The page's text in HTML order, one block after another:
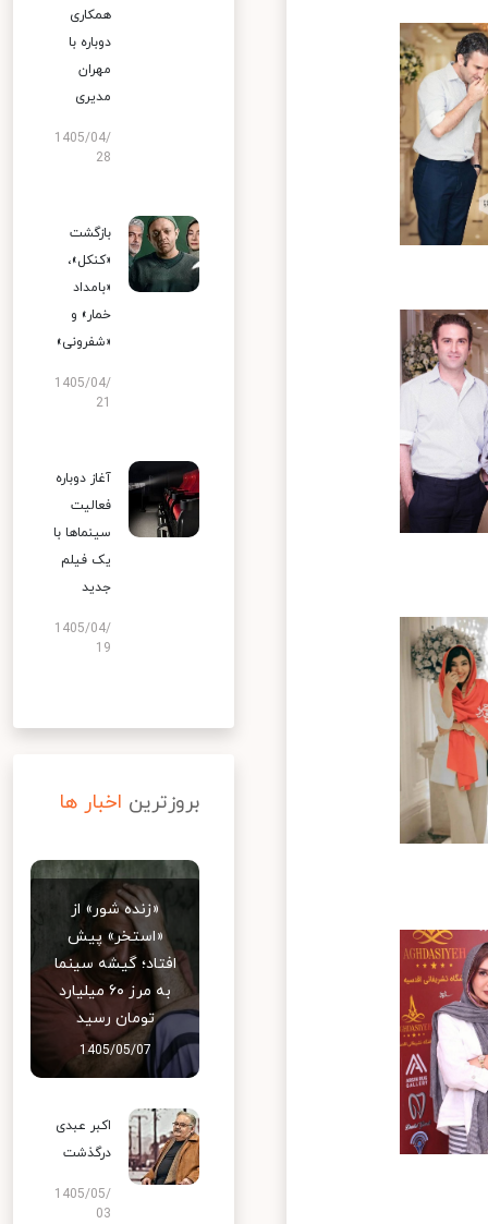
همکاری
دوباره با
مهران
مدیری
1405/04/
28
بازگشت
«کنکل»،
«بامداد
خمار» و
«شفرونی»
1405/04/
آغاز دوباره
فعالیت
سینماها با
یک فیلم
جدید
1405/04/
19
بروزترین اخبار ها
«زنده شور» از
«استخر» پیش
افتاد؛ گیشه سینما
به مرز ۶۰ میلیارد
تومان رسید
1405/05/07
اکبر عبدی
درگذشت
1405/05/
03